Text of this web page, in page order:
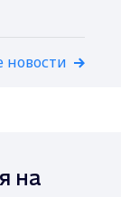
новости
на